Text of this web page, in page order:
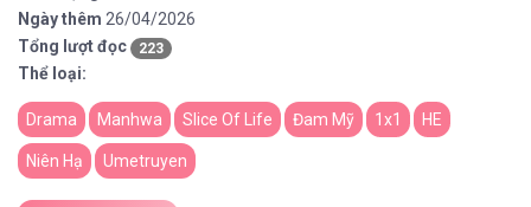
Ngày thêm 26/04/2026
Tổng lượt đọc
223
Thể loại:
Drama Manhwa Slice Of Life Đam Mỹ 1x1 HE
Niên Hạ Umetruyen